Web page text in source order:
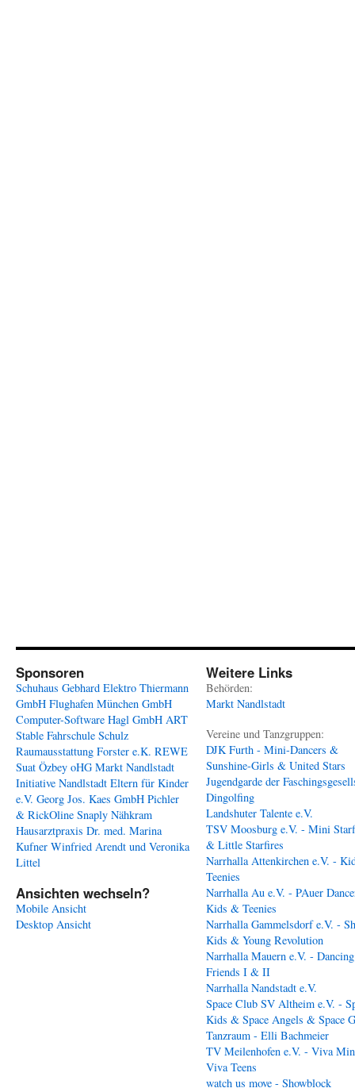
Sponsoren
Schuhaus Gebhard Elektro Thiermann
GmbH Flughafen München GmbH
Computer-Software Hagl GmbH ART
Stable Fahrschule Schulz
Raumausstattung Forster e.K. REWE
Suat Özbey oHG Markt Nandlstadt
Initiative Nandlstadt Eltern für Kinder
e.V. Georg Jos. Kaes GmbH Pichler
& RickOline Snaply Nähkram
Hausarztpraxis Dr. med. Marina
Kufner Winfried Arendt und Veronika
Littel
Ansichten wechseln?
Mobile Ansicht
Desktop Ansicht
Weitere Links
Behörden:
Markt Nandlstadt
Vereine und Tanzgruppen:
DJK Furth - Mini-Dancers &
Sunshine-Girls & United Stars
Jugendgarde der
Dingolfing
Landshuter Talente e.V.
TSV Moosburg e.V. - Mini
& Little Starfires
Narrhalla Attenkirchen e.V. -
Teenies
Narrhalla Au e.V. - PAuer
Kids & Teenies
Narrhalla Gammelsdorf e.V. -
Kids & Young Revolution
Narrhalla Mauern e.V. - Dancing
Friends I & II
Narrhalla Nandstadt e.V.
Space Club SV Altheim e.V. -
Kids & Space Angels & Space
Tanzraum - Elli Bachmeier
TV Meilenhofen e.V. - Viva
Viva Teens
watch us move - Showblock